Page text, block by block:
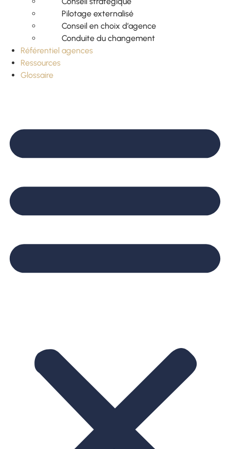
Pilotage externalisé
Conseil en choix d’agence
Conduite du changement
Référentiel agences
Ressources
Glossaire